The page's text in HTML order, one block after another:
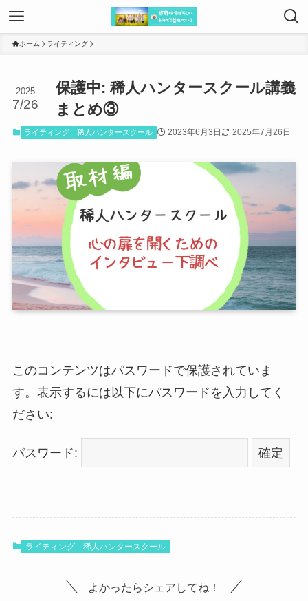
ホーム ライティング
保護中: 稀人ハンタースクール講義
まとめ③
2025
7/26
ライティング 稀人ハンタースクール 2023年6月3日 2025年7月26日
このコンテンツはパスワードで保護されていま
す。表示するには以下にパスワードを入力してく
ださい:
パスワード:
ライティング 稀人ハンタースクール
よかったらシェアしてね！